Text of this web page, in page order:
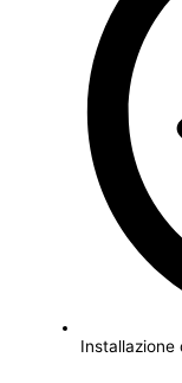
Installazione